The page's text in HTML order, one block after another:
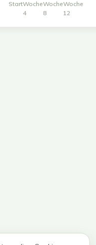
StartWoche
4
Woche
8
Woche
12